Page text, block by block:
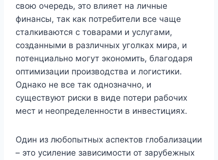
свою очередь, это влияет на личные
финансы, так как потребители все чаще
сталкиваются с товарами и услугами,
созданными в различных уголках мира, и
потенциально могут экономить, благодаря
оптимизации производства и логистики.
Однако не все так однозначно, и
существуют риски в виде потери рабочих
мест и неопределенности в инвестициях.
Один из любопытных аспектов глобализации
– это усиление зависимости от зарубежных